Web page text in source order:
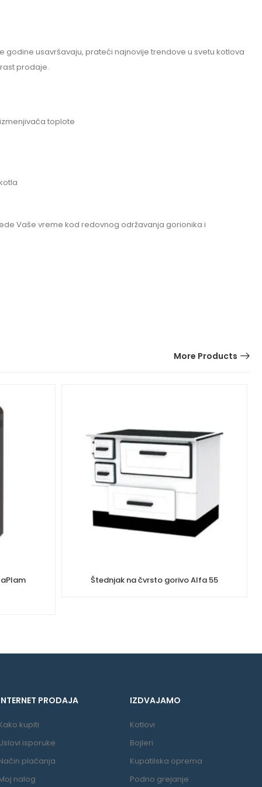
usavršavaju, prateći najnovije trendove u svetu kotlova
prodaje.
toplote
Vaše vreme kod redovnog održavanja gorionika i
More Products
Štednjak na čvrsto gorivo Alfa 55
PRODAJA
kupiti
isporuke
plaćanja
nalog
IZDVAJAMO
Kotlovi
Bojleri
Kupatilska oprema
Podno grejanje